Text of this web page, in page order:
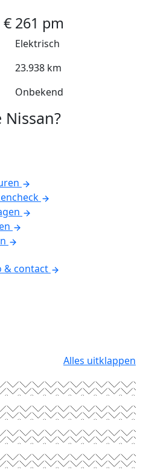
€ 261 pm
Elektrisch
23.938 km
Onbekend
& contact
Alles uitklappen